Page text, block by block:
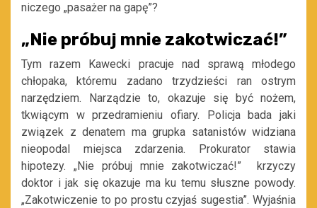
niczego „pasażer na gapę”?
„Nie próbuj mnie zakotwiczać!”
Tym razem Kawecki pracuje nad sprawą młodego
chłopaka, któremu zadano trzydzieści ran ostrym
narzędziem. Narządzie to, okazuje się być nożem,
tkwiącym w przedramieniu ofiary. Policja bada jaki
związek z denatem ma grupka satanistów widziana
nieopodal miejsca zdarzenia. Prokurator stawia
hipotezy. „Nie próbuj mnie zakotwiczać!” krzyczy
doktor i jak się okazuje ma ku temu słuszne powody.
„Zakotwiczenie to po prostu czyjaś sugestia”. Wyjaśnia